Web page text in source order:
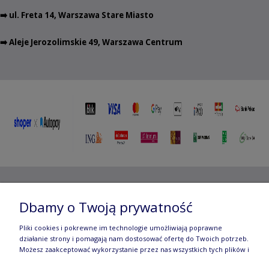
➡️ ul. Freta 14, Warszawa Stare Miasto
➡️ Aleje Jerozolimskie 49, Warszawa Centrum
Jerozolimskie 49, 00-696 Warszawa | e-mail:
manufaktura.com|
Dbamy o Twoją prywatność
Pliki cookies i pokrewne im technologie umożliwiają poprawne
działanie strony i pomagają nam dostosować ofertę do Twoich potrzeb.
Możesz zaakceptować wykorzystanie przez nas wszystkich tych plików i